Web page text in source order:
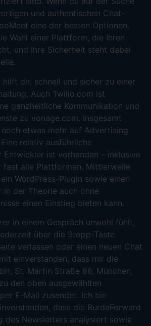
und authentischen Chat-
eine der besten Optionen.
Wahl einer Plattform, die Ihren
und Ihre Sicherheit steht dabei
dir, schnell und sicher zu einer
Auch Twilio.com ist
ganzheitliche Kommunikation und
zu vonage.com. Insgesamt
etwas mehr auf Advertising
relativ ausführliche
Entwickler ist vorhanden – inklusive
fast alle Plattformen. Mittlerweile
WordPress-Plugin sowie einen
in der Theorie auch ohne
einen Einstieg bieten kann.
in einem Gespräch unwohl fühlt,
über die Stopp-Taste
verlassen oder einen neuen Chat
einverstanden, dass mir die
St. Martin Straße 66, München,
den oben ausgewählten
E-Mail zusendet. Ich bin
dass die BurdaForward
des Newsletters analysiert sowie